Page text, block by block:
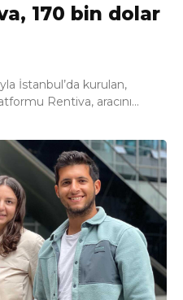
170 bin dolar
İstanbul’da kurulan,
Rentiva, aracını...